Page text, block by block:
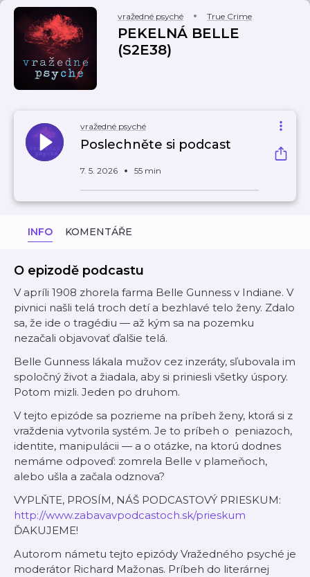
vražedné psyché True Crime
PEKELNÁ BELLE
(S2E38)
vražedné psyché
Poslechněte si podcast
7. 5. 2026 55 min
INFO KOMENTÁŘE
O epizodě podcastu
V apríli 1908 zhorela farma Belle Gunness v Indiane. V
pivnici našli telá troch detí a bezhlavé telo ženy. Zdalo
sa, že ide o tragédiu — až kým sa na pozemku
nezačali objavovať ďalšie telá.
Belle Gunness lákala mužov cez inzeráty, sľubovala im
spoločný život a žiadala, aby si priniesli všetky úspory.
Potom mizli. Jeden po druhom.
V tejto epizóde sa pozrieme na príbeh ženy, ktorá si z
vraždenia vytvorila systém. Je to príbeh o peniazoch,
identite, manipulácii — a o otázke, na ktorú dodnes
nemáme odpoveď: zomrela Belle v plameňoch,
alebo ušla a začala odznova?
VYPLŇTE, PROSÍM, NÁŠ PODCASTOVÝ PRIESKUM:
http://www.zabavavpodcastoch.sk/prieskum
ĎAKUJEME!
Autorom námetu tejto epizódy Vražedného psyché je
moderátor Richard Mažonas. Príbeh do literárnej